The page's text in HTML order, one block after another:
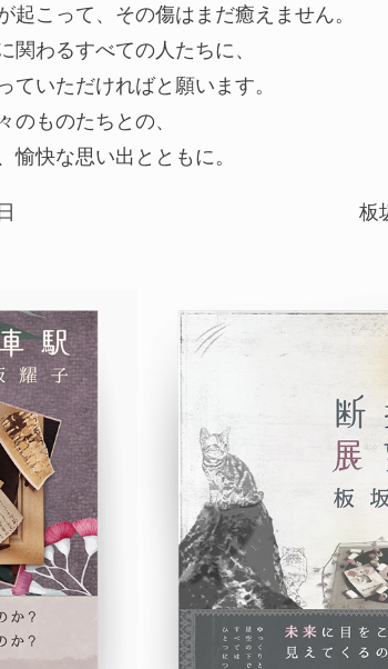
起こって、その傷はまだ癒えません。
関わるすべての人たちに、
ていただければと願います。
のものたちとの、
愉快な思い出とともに。
板